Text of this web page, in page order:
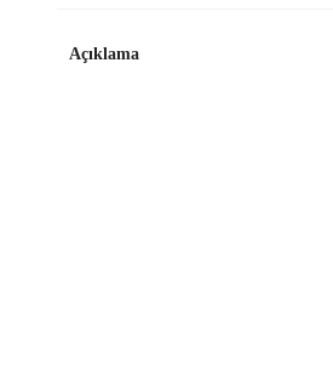
Açıklama